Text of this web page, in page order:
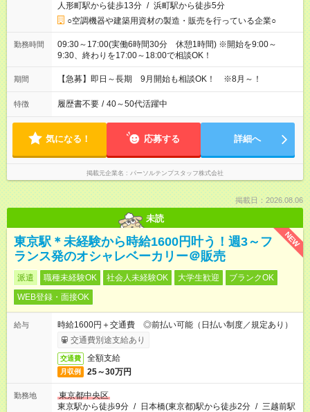
人形町駅から徒歩13分 / 浜町駅から徒歩5分
○空調機器や建築用資材の製造・販売を行っている企業○
勤務時間
09:30～17:00(実働6時間30分 休憩1時間) ※開始を9:00～
9:30、終わりを17:00～18:00で相談OK！
期間 【急募】即日～長期 9月開始も相談OK！ ※8月～！
特徴 履歴書不要 / 40～50代活躍中
気になる！ 応募する 詳細へ
掲載元企業名 パーソルテンプスタッフ株式会社
掲載日：2026.08.06
未読
NEW
東京駅＊未経験から時給1600円叶う！週3～フ
ランス発のオシャレベーカリー＠販売
派遣 職種未経験OK 社会人未経験OK 大学生歓迎
ブランクOK
WEB登録・面接OK
給与
時給1600円＋交通費 ◎前払い可能（日払い制度／規定あり）
交通費別途支給あり
交通費 全額支給
月収例 25～30万円
勤務地
東京都中央区
東京駅から徒歩9分 / 日本橋(東京都)駅から徒歩2分 / 三越前駅